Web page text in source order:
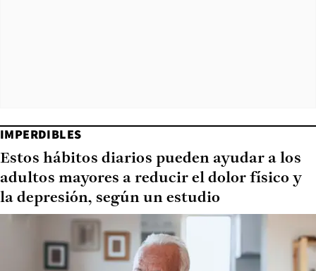
IMPERDIBLES
Estos hábitos diarios pueden ayudar a los
adultos mayores a reducir el dolor físico y
la depresión, según un estudio